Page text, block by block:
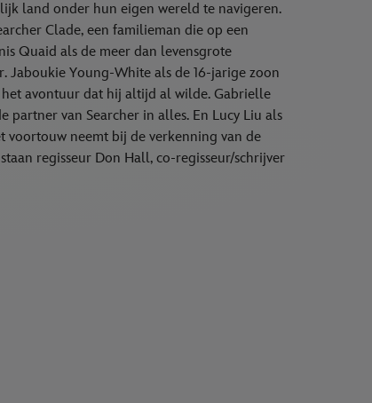
land onder hun eigen wereld te navigeren.
Clade, een familieman die op een
Quaid als de meer dan levensgrote
Jaboukie Young-White als de 16-jarige zoon
avontuur dat hij altijd al wilde. Gabrielle
van Searcher in alles. En Lucy Liu als
voortouw neemt bij de verkenning van de
regisseur Don Hall, co-regisseur/schrijver